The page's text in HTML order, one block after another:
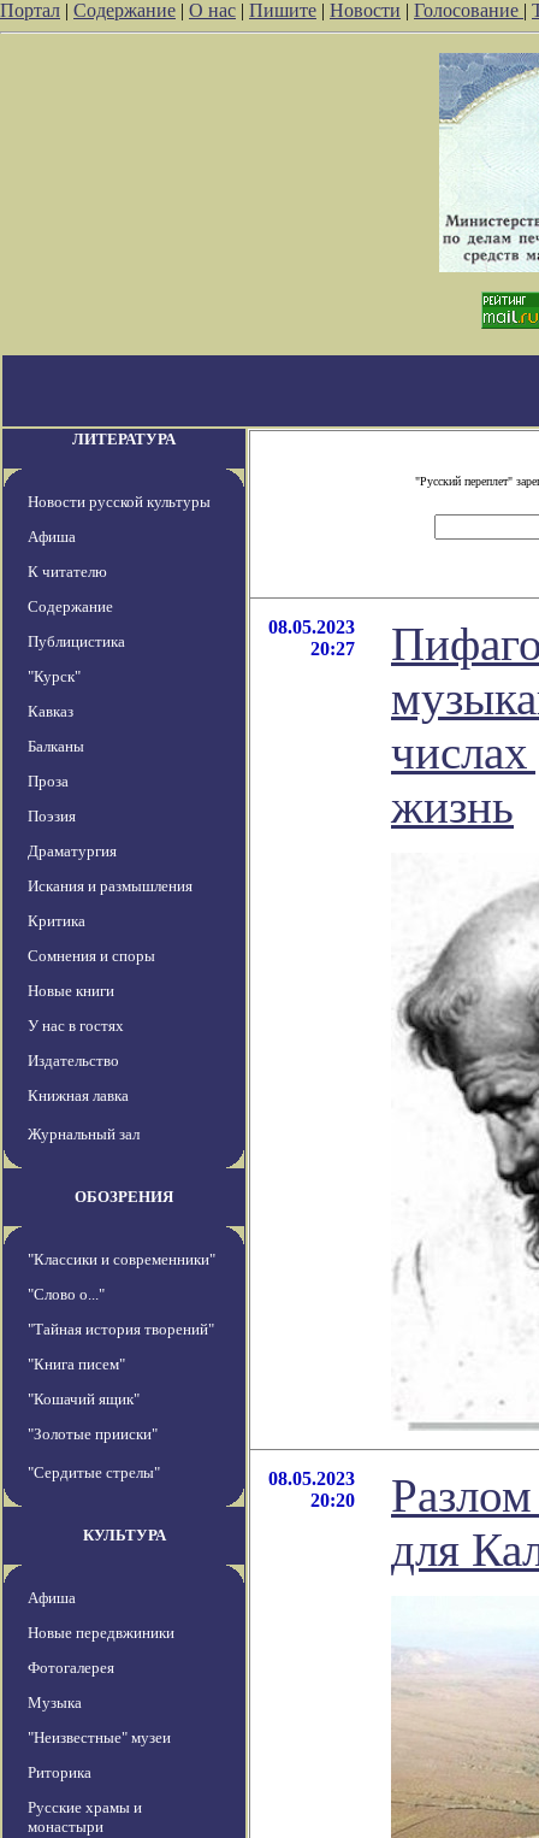
Портал | Содержание | О нас | Пишите | Новости | Голосование |
ЛИТЕРАТУРА
Новости русской культуры
Афиша
К читателю
Содержание
Публицистика
"Курск"
Кавказ
Балканы
Проза
Поэзия
Драматургия
Искания и размышления
Критика
Сомнения и споры
Новые книги
У нас в гостях
Издательство
Книжная лавка
Журнальный зал
ОБОЗРЕНИЯ
"Классики и современники"
"Слово о..."
"Тайная история творений"
"Книга писем"
"Кошачий ящик"
"Золотые прииски"
"Сердитые стрелы"
КУЛЬТУРА
Афиша
Новые передвжиники
Фотогалерея
Музыка
"Неизвестные" музеи
Риторика
Русские храмы и
монастыри
"Русский переплет"
08.05.2023
20:27
жизнь
08.05.2023
20:20
для